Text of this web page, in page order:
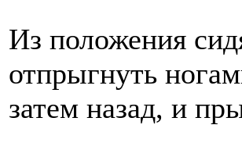
Из положения
отпрыгнуть
затем назад, и